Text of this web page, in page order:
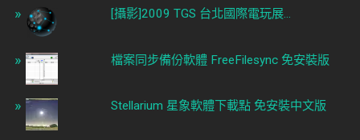
[攝影]2009 TGS 台北國際電玩展...
檔案同步備份軟體 FreeFilesync 免安裝版
Stellarium 星象軟體下載點 免安裝中文版